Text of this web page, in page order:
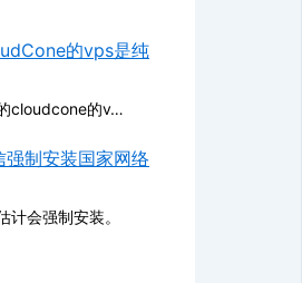
的vps是纯
cloudcone的v…
强制安装国家网络
计会强制安装。